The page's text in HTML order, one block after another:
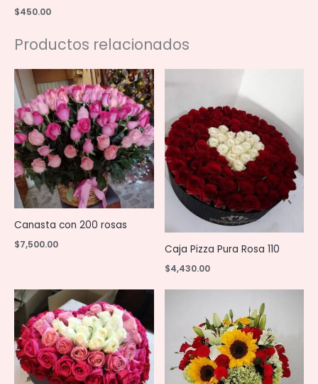
$450.00
Productos relacionados
Canasta con 200 rosas
$7,500.00 Caja Pizza Pura Rosa 110
$4,430.00